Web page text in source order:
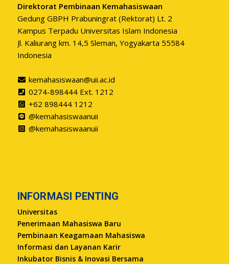
Direktorat Pembinaan Kemahasiswaan
Gedung GBPH Prabuningrat (Rektorat) Lt. 2
Kampus Terpadu Universitas Islam Indonesia
Jl. Kaliurang km. 14,5 Sleman, Yogyakarta 55584
Indonesia
kemahasiswaan@uii.ac.id
0274-898444 Ext. 1212
+62 898444 1212
@kemahasiswaanuii
@kemahasiswaanuii
INFORMASI PENTING
Universitas
Penerimaan Mahasiswa Baru
Pembinaan Keagamaan Mahasiswa
Informasi dan Layanan Karir
Inkubator Bisnis & Inovasi Bersama